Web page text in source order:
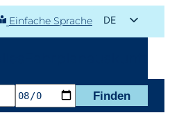
Einfache Sprache
DE
Finden